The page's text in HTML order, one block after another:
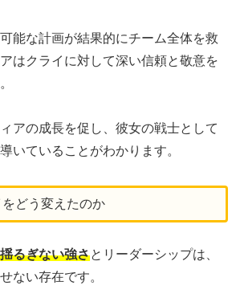
能な計画が結果的にチーム全体を救
はクライに対して深い信頼と敬意を
アの成長を促し、彼女の戦士として
いていることがわかります。
どう変えたのか
揺るぎない強さとリーダーシップは、
ない存在です。